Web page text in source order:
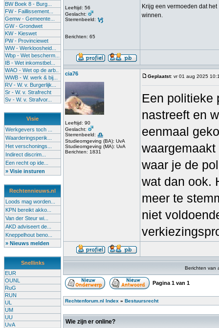
BW Boek 8 - Burg...
FW - Faillissement...
Gemw - Gemeente...
GW - Grondwet
KW - Kieswet
PW - Provinciewet
WW - Werkloosheid...
Wbp - Wet bescherm...
IB - Wet inkomstbel...
WAO - Wet op de arb..
WWB - W. werk & bij...
RV - W. v. Burgerlijk...
Sr - W. v. Strafrecht
Sv - W. v. Strafvor...
Visie
Werkgevers toch ...
Waarderingsperik...
Het verschonings...
Indirect discrim...
Een recht op ide...
» Visie insturen
Rechtennieuws.nl
Loods mag worden...
KPN bereikt akko...
Van der Steur wi...
AKD adviseert de...
Kneppelhout beno...
» Nieuws melden
Snellinks
EUR
OUNL
RuG
RUN
UL
UM
UU
UvA
Leeftijd: 56
Geslacht:
Sterrenbeeld:
Berichten: 65
Krijg een vermoeden dat
winnen.
cia76
Leeftijd: 90
Geslacht:
Sterrenbeeld:
Studieomgeving (BA): UvA
Studieomgeving (MA): UvA
Berichten: 1831
Geplaatst: vr 01 aug 2025
Een politieke
nastreeft en
eenmaal
waar je de
wat dan ook.
meer te
niet
Berichten van
Pagina 1 van 1
Rechtenforum.nl Index » Bestuursrecht
Wie zijn er online?